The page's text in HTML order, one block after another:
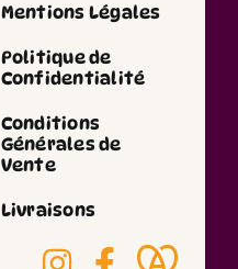
Mentions Légales
Politique de
Confidentialité
Conditions
Générales de
Vente
Livraisons